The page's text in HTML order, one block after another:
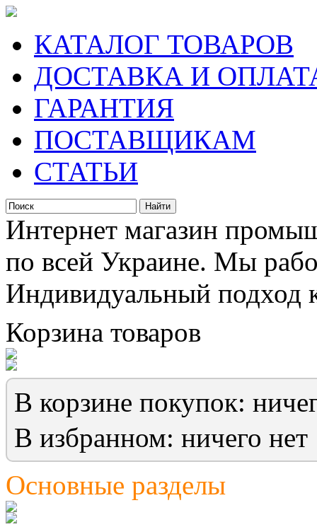
КАТАЛОГ ТОВАРОВ
ДОСТАВКА И
ГАРАНТИЯ
ПОСТАВЩИКАМ
СТАТЬИ
Интернет магазин
по всей Украине. Мы
Индивидуальный подход
Корзина товаров
В корзине покупок:
В избранном: ничего нет
Основные разделы